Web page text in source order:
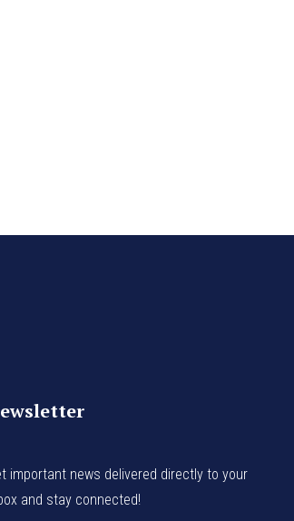
important news delivered directly to your
and stay connected!